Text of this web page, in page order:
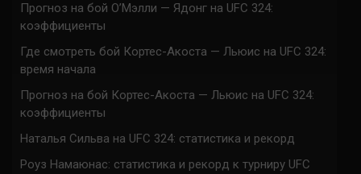
Прогноз на бой О’Мэлли — Ядонг на UFC 324:
коэффициенты
Где смотреть бой Кортес-Акоста — Льюис на UFC 324:
время начала
Прогноз на бой Кортес-Акоста — Льюис на UFC 324:
коэффициенты
Наталья Сильва на UFC 324: статистика и рекорд
Роуз Намаюнас: статистика и рекорд к турниру UFC